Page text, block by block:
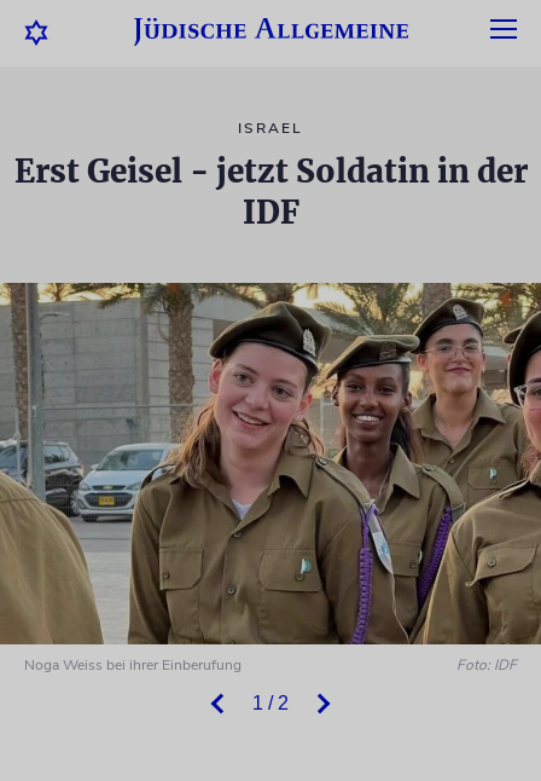
ISRAEL
Erst Geisel - jetzt Soldatin in der
IDF
1 / 2
Noga Weiss bei ihrer Einberufung Foto: IDF